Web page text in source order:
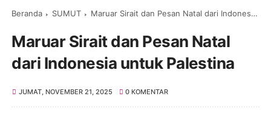
Beranda SUMUT Maruar Sirait dan Pesan Natal dari Indonesia untuk Palestina
Maruar Sirait dan Pesan Natal
dari Indonesia untuk Palestina
JUMAT, NOVEMBER 21, 2025 0 KOMENTAR